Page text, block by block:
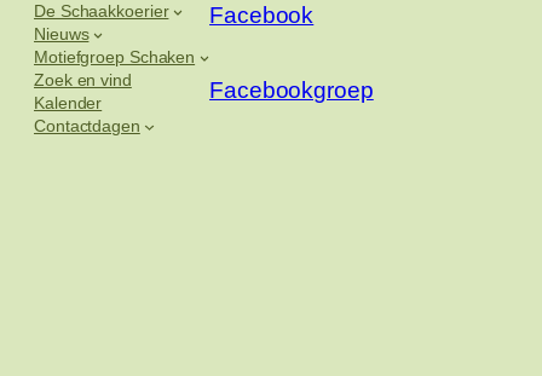
De Schaakkoerier
Nieuws
Motiefgroep Schaken
Zoek en vind
Kalender
Contactdagen
Facebook
Facebookgroep